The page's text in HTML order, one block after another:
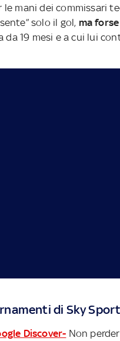
le mani dei commissari
solo il gol, ma
da 19 mesi e a cui lui
di Sky Sport
Discover- Non